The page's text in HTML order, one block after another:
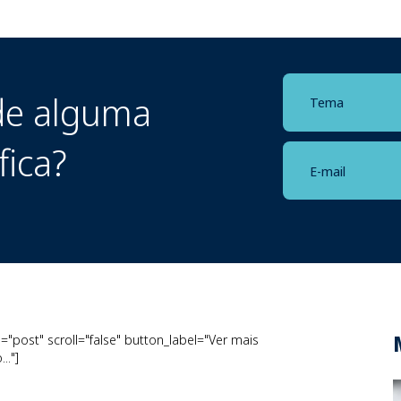
alguma
scroll="false" button_label="Ver mais